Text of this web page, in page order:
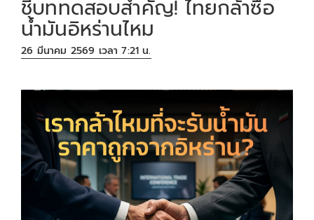
ชี้บททดสอบสำคัญ! ไทยกล้าซื้อ
น้ำมันอิหร่านไหม
26 มีนาคม 2569 เวลา 7:21 น.